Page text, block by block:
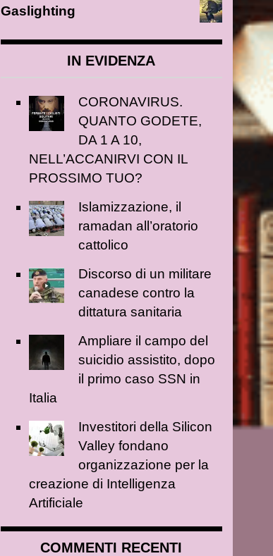
Gaslighting
IN EVIDENZA
CORONAVIRUS.
QUANTO GODETE,
DA 1 A 10,
NELL’ACCANIRVI CON IL
PROSSIMO TUO?
Islamizzazione, il
ramadan all’oratorio
cattolico
Discorso di un militare
canadese contro la
dittatura sanitaria
Ampliare il campo del
suicidio assistito, dopo
il primo caso SSN in
Italia
Investitori della Silicon
Valley fondano
organizzazione per la
creazione di Intelligenza
Artificiale
COMMENTI RECENTI